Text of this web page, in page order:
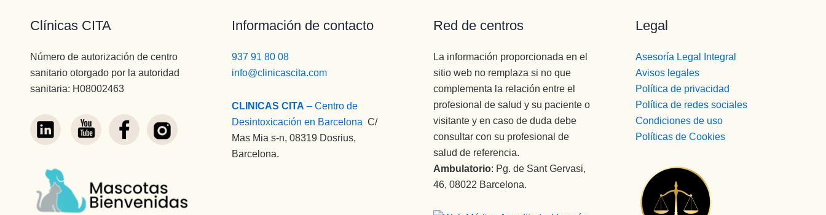
Clínicas CITA
Número de autorización de centro
sanitario otorgado por la autoridad
sanitaria: H08002463
Información de contacto
937 91 80 08
info@clinicascita.com
CLINICAS CITA – Centro de
Desintoxicación en Barcelona C/
Mas Mia s-n, 08319 Dosrius,
Barcelona.
Red de centros
La información proporcionada en el
sitio web no remplaza si no que
complementa la relación entre el
profesional de salud y su paciente o
visitante y en caso de duda debe
consultar con su profesional de
salud de referencia.
Ambulatorio: Pg. de Sant Gervasi,
46, 08022 Barcelona.
Legal
Asesoría Legal Integral
Avisos legales
Política de privacidad
Política de redes sociales
Condiciones de uso
Políticas de Cookies